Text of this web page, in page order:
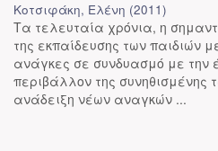
Κοτσιφάκη, Ελένη (2011)
Τα τελευταία χρόνια, η
της εκπαίδευσης των παιδιών
ανάγκες σε συνδυασμό με την
περιβάλλον της συνηθισμένης
ανάδειξη νέων αναγκών ...